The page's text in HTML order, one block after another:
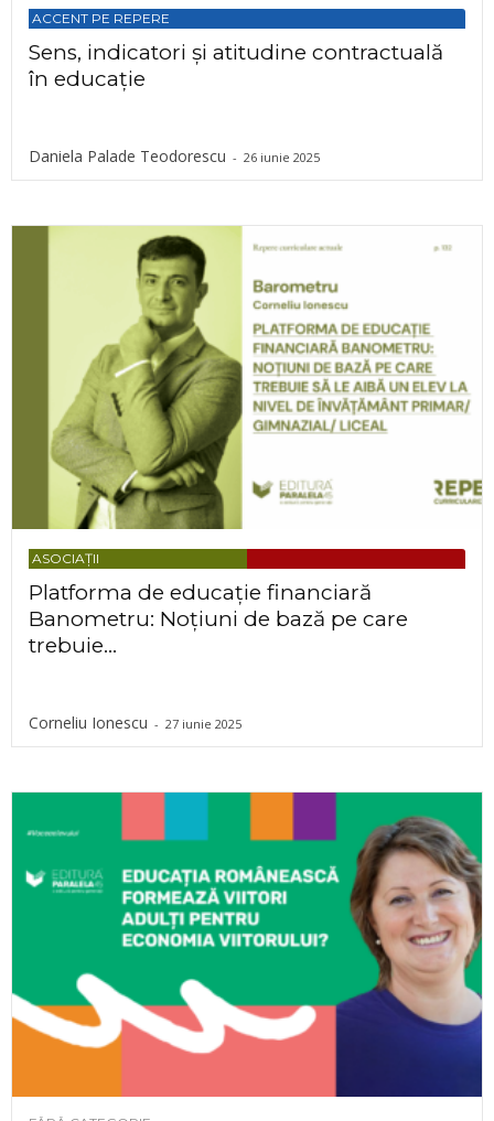
ACCENT PE REPERE
Sens, indicatori și atitudine contractuală
în educație
Daniela Palade Teodorescu - 26 iunie 2025
ASOCIAȚII
Platforma de educație financiară
Banometru: Noțiuni de bază pe care
trebuie...
Corneliu Ionescu - 27 iunie 2025